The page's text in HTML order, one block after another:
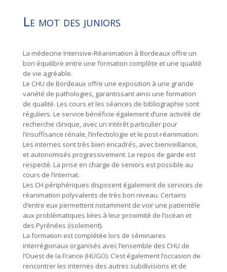
Le mot des juniors
La médecine Intensive-Réanimation à Bordeaux offre un
bon équilibre entre une formation complète et une qualité
de vie agréable.
Le CHU de Bordeaux offre une exposition à une grande
variété de pathologies, garantissant ainsi une formation
de qualité. Les cours et les séances de bibliographie sont
réguliers. Le service bénéficie également d’une activité de
recherche clinique, avec un intérêt particulier pour
l’insuffisance rénale, l’infectiologie et le post-réanimation.
Les internes sont très bien encadrés, avec bienveillance,
et autonomisés progressivement. Le repos de garde est
respecté. La prise en charge de seniors est possible au
cours de l’internat.
Les CH périphériques disposent également de services de
réanimation polyvalents de très bon niveau. Certains
d’entre eux permettent notamment de voir une patientèle
aux problématiques liées à leur proximité de l’océan et
des Pyrénées (isolement).
La formation est complétée lors de séminaires
interrégionaux organisés avec l’ensemble des CHU de
l’Ouest de la France (HUGO). C’est également l’occasion de
rencontrer les internes des autres subdivisions et de